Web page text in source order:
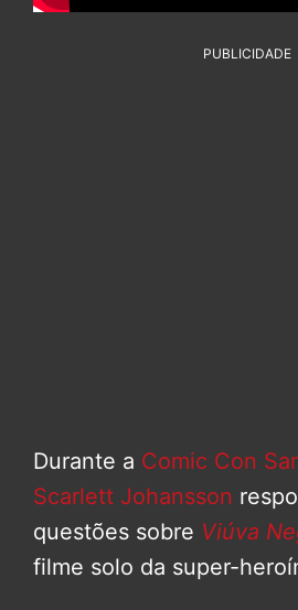
PUBLICIDADE
Durante a Comic Con
Scarlett Johansson
questões sobre Viúva
filme solo da super-